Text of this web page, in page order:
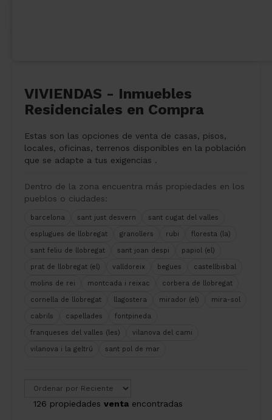
VIVIENDAS - Inmuebles
Residenciales en Compra
Estas son las opciones de venta de casas, pisos,
locales, oficinas, terrenos disponibles en la población
que se adapte a tus exigencias .
Dentro de la zona encuentra más propiedades en los
pueblos o ciudades:
barcelona sant just desvern sant cugat del valles
esplugues de llobregat granollers rubi floresta (la)
sant feliu de llobregat sant joan despi papiol (el)
prat de llobregat (el) valldoreix begues castellbisbal
molins de rei montcada i reixac corbera de llobregat
cornella de llobregat llagostera mirador (el) mira-sol
cabrils capellades fontpineda
franqueses del valles (les) vilanova del cami
vilanova i la geltrú sant pol de mar
126 propiedades venta encontradas